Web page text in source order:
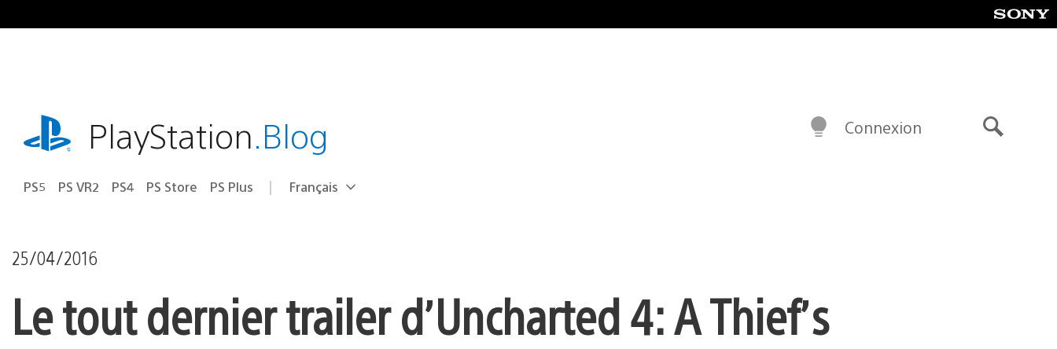
au
playstation.comPlayStation.Blog
PS5 PS VR2 PS4 PS Store PS Plus Choisir
Région
Français
Connexion
25/04/2016
Le tout dernier trailer d’Uncharted 4: A Thief’s